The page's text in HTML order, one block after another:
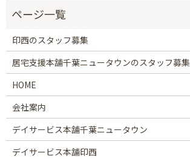
印西のスタッフ募集
居宅支援本舗千葉ニュータウンのスタッフ募集
HOME
会社案内
デイサービス本舗千葉ニュータウン
デイサービス本舗印西